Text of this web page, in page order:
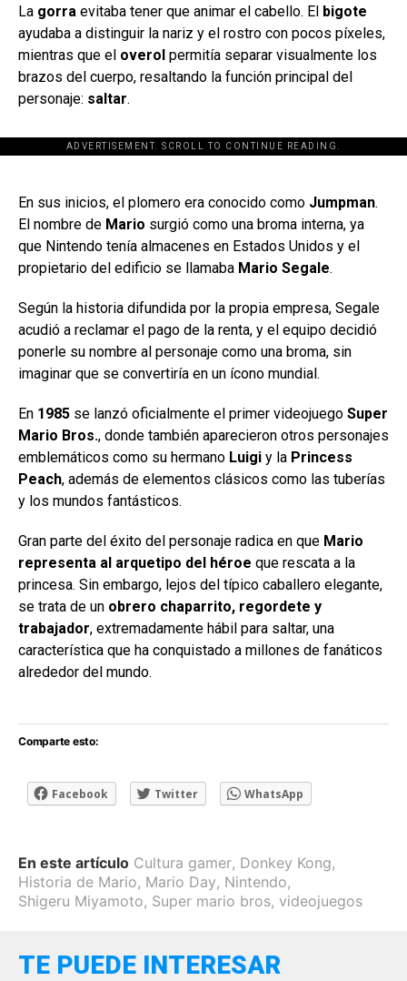
La gorra evitaba tener que animar el cabello. El bigote
ayudaba a distinguir la nariz y el rostro con pocos píxeles,
mientras que el overol permitía separar visualmente los
brazos del cuerpo, resaltando la función principal del
personaje: saltar.
ADVERTISEMENT. SCROLL TO CONTINUE READING.
[adsforwp id="243463"]
En sus inicios, el plomero era conocido como Jumpman.
El nombre de Mario surgió como una broma interna, ya
que Nintendo tenía almacenes en Estados Unidos y el
propietario del edificio se llamaba Mario Segale.
Según la historia difundida por la propia empresa, Segale
acudió a reclamar el pago de la renta, y el equipo decidió
ponerle su nombre al personaje como una broma, sin
imaginar que se convertiría en un ícono mundial.
En 1985 se lanzó oficialmente el primer videojuego Super
Mario Bros., donde también aparecieron otros personajes
emblemáticos como su hermano Luigi y la Princess
Peach, además de elementos clásicos como las tuberías
y los mundos fantásticos.
Gran parte del éxito del personaje radica en que Mario
representa al arquetipo del héroe que rescata a la
princesa. Sin embargo, lejos del típico caballero elegante,
se trata de un obrero chaparrito, regordete y
trabajador, extremadamente hábil para saltar, una
característica que ha conquistado a millones de fanáticos
alrededor del mundo.
Comparte esto:
Facebook Twitter WhatsApp
En este artículo Cultura gamer, Donkey Kong,
Historia de Mario, Mario Day, Nintendo,
Shigeru Miyamoto, Super mario bros, videojuegos
TE PUEDE INTERESAR